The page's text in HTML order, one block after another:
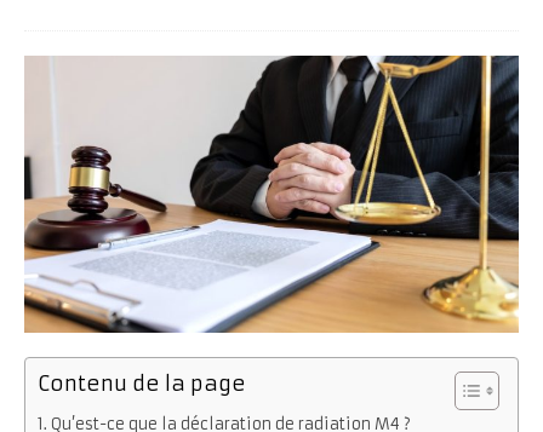
Contenu de la page
Qu’est-ce que la déclaration de radiation M4 ?